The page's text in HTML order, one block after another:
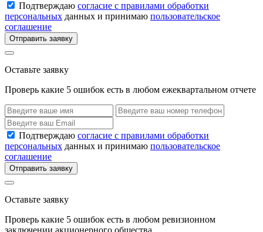
Подтверждаю согласие с правилами обработки
персональных данных и принимаю пользовательское
соглашение
Отправить заявку
Оставьте заявку
Проверь какие 5 ошибок есть в любом ежеквартальном отчете
Подтверждаю согласие с правилами обработки
персональных данных и принимаю пользовательское
соглашение
Отправить заявку
Оставьте заявку
Проверь какие 5 ошибок есть в любом ревизионном
заключении акционерного общества